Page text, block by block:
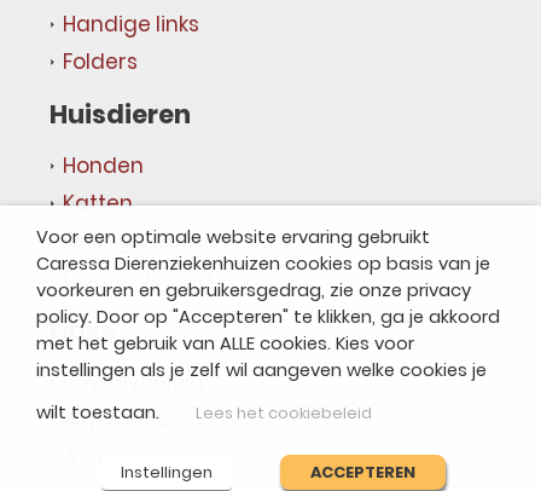
Handige links
Folders
Huisdieren
Honden
Katten
Overige dieren
Caressapedia
Links
Privacybeleid
Algemene voorwaarden
Voor een optimale website ervaring gebruikt
Caressa Dierenziekenhuizen cookies op basis van je
voorkeuren en gebruikersgedrag, zie onze privacy
policy. Door op "Accepteren" te klikken, ga je akkoord
met het gebruik van ALLE cookies. Kies voor
instellingen als je zelf wil aangeven welke cookies je
wilt toestaan.
Lees het cookiebeleid
Instellingen ACCEPTEREN